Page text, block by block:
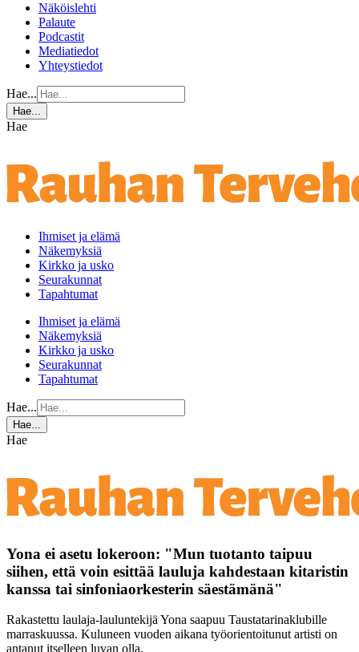
Näköislehti
Palaute
Podcastit
Mediatiedot
Yhteystiedot
Hae...
Hae...
Hae
Ihmiset ja elämä
Näkemyksiä
Kirkko ja usko
Seurakunnat
Tapahtumat
Ihmiset ja elämä
Näkemyksiä
Kirkko ja usko
Seurakunnat
Tapahtumat
Hae...
Hae...
Hae
Yona ei asetu lokeroon: "Mun tuotanto taipuu
siihen, että voin esittää lauluja kahdestaan kitaristin
kanssa tai sinfoniaorkesterin säestämänä"
Rakastettu laulaja-lauluntekijä Yona saapuu Taustatarinaklubille
marraskuussa. Kuluneen vuoden aikana työorientoitunut artisti on
antanut itselleen luvan olla.